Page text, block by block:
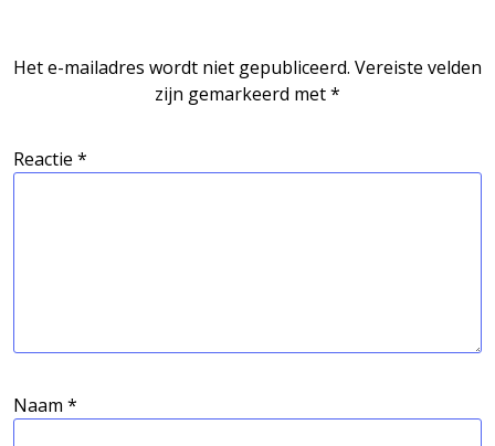
Het e-mailadres wordt niet gepubliceerd. Vereiste velden
zijn gemarkeerd met*
Reactie *
Naam *